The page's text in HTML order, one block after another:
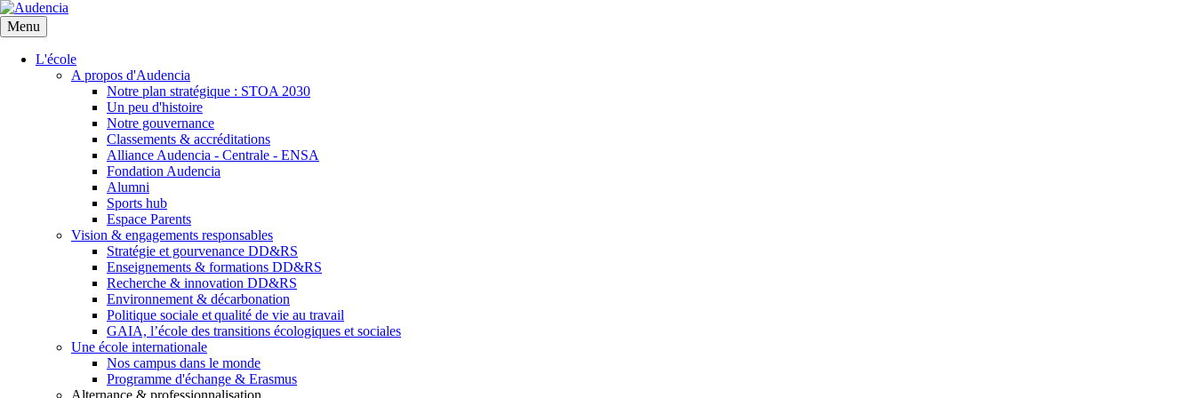
Aller
au
contenu
principal
Menu
L'école
A propos d'Audencia
Notre plan stratégique : STOA 2030
Un peu d'histoire
Notre gouvernance
Classements & accréditations
Alliance Audencia - Centrale - ENSA
Fondation Audencia
Alumni
Sports hub
Espace Parents
Vision & engagements responsables
Stratégie et gourvenance DD&RS
Enseignements & formations DD&RS
Recherche & innovation DD&RS
Environnement & décarbonation
Politique sociale et qualité de vie au travail
GAIA, l’école des transitions écologiques et sociales
Une école internationale
Nos campus dans le monde
Programme d'échange & Erasmus
Alternance & professionnalisation